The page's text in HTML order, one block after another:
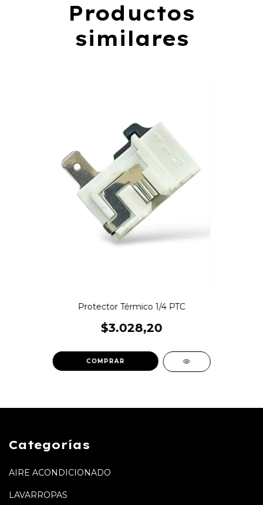
Productos
similares
Protector Térmico 1/4 PTC
$3.028,20
Categorías
AIRE ACONDICIONADO
LAVARROPAS